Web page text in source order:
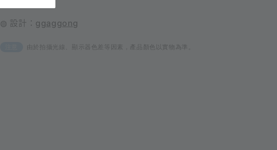
◍ 設計： ggaggong
由於拍攝光線、顯示器色差等因素，產品顏色以實物為準。